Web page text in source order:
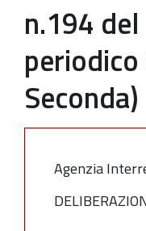
n.194
Seconda)
Agenzia